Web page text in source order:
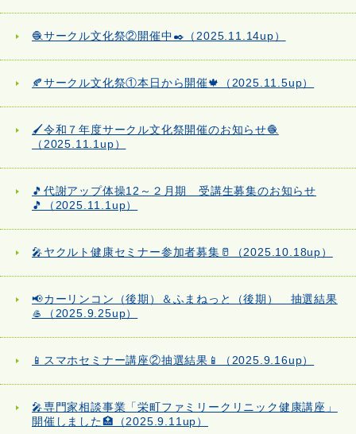
🧶サークル文化祭②開催中✒️（2025.11.14up）
🍂サークル文化祭①本日から開催🍁（2025.11.5up）
🖌️令和７年度サークル文化祭開催のお知らせ🧶
（2025.11.1up）
🎵代謝アップ体操12～２月期 受講生募集のお知らせ
🎵（2025.11.1up）
🎤ヤクルト健康セミナー参加者募集🥛（2025.10.18up）
📢カーリンコン（後期）＆ふまねっと（後期） 抽選結果
🥌（2025.9.25up）
📱スマホセミナー講座②抽選結果📱（2025.9.16up）
🎤専門家相談事業「栄町ファミリークリニック健康講座」
開催しました🏥（2025.9.11up）